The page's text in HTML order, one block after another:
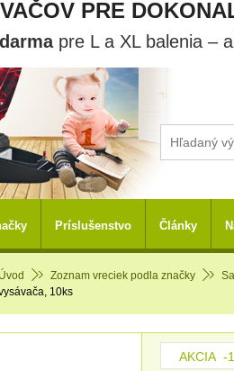
PRE
pre L a XL balenia –
Úvod Zoznam vreciek podla značky
10ks
AKCIA -
Príslušenstvo Články